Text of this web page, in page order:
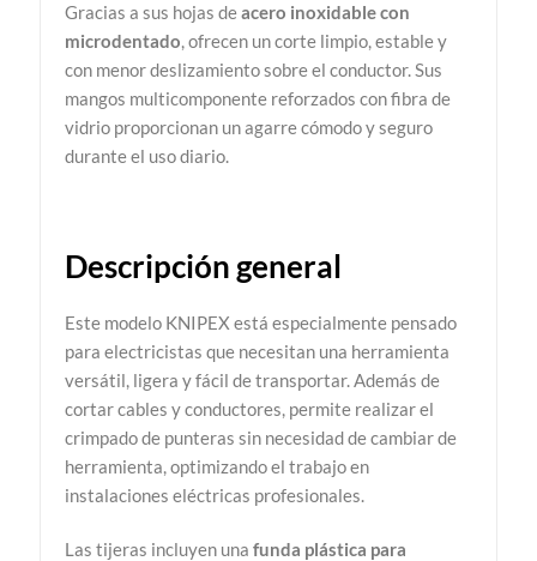
Gracias a sus hojas deacero inoxidable con
microdentado, ofrecen un corte limpio, estable y
con menor deslizamiento sobre el conductor. Sus
mangos multicomponente reforzados con fibra de
vidrio proporcionan un agarre cómodo y seguro
durante el uso diario.
Descripción general
Este modelo KNIPEX está especialmente pensado
para electricistas que necesitan una herramienta
versátil, ligera y fácil de transportar. Además de
cortar cables y conductores, permite realizar el
crimpado de punteras sin necesidad de cambiar de
herramienta, optimizando el trabajo en
instalaciones eléctricas profesionales.
Las tijeras incluyen una funda plástica para